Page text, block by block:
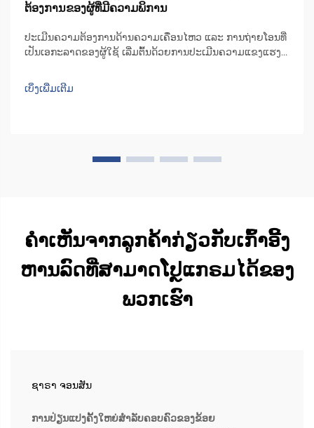
ຕ້ອງການຂອງຜູ້ທີ່ມີຄວາມພິການ
ປະເມີນຄວາມຕ້ອງການດ້ານຄວາມເຄື່ອນໄຫວ ແລະ ການຖ່າຍໂອນທີ່
ເປັນເອກະລາດຂອງຜູ້ໃຊ້ ເລີ່ມຕົ້ນດ້ວຍການປະເມີນຄວາມແຂງແຮງ
ເຄື່ອນໄຫວຢູ່ໃນລົດ. ຂໍ້ເທັດຈີງເຫຼົ່ານີ້...
ເບິ່ງເພີ່ມເຕີມ
ຄຳເຫັນຈາກລູກຄ້າກ່ຽວກັບເກົ້າອີ້ງ
ຫານລົດທີ່ສາມາດໂປຼແກຣມໄດ້ຂອງ
ພວກເຮົາ
ຊາຣາ ຈອນສັນ
ການປ່ຽນແປງຄັ້ງໃຫຍ່ສຳລັບຄອບຄົວຂອງຂ້ອຍ